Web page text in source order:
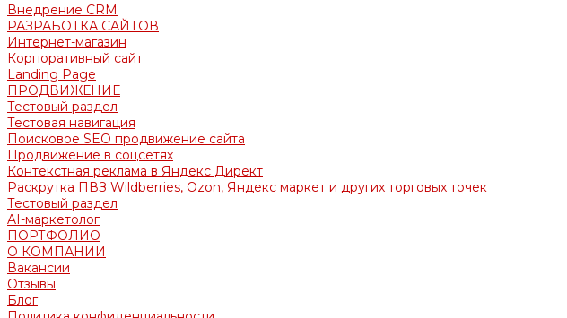
Внедрение CRM
РАЗРАБОТКА САЙТОВ
Интернет-магазин
Корпоративный сайт
Landing Page
ПРОДВИЖЕНИЕ
Тестовый раздел
Тестовая навигация
Поисковое SEO продвижение сайта
Продвижение в соцсетях
Контекстная реклама в Яндекс Директ
Раскрутка ПВЗ Wildberries, Ozon, Яндекс маркет и других торговых точек
Тестовый раздел
AI-маркетолог
ПОРТФОЛИО
О КОМПАНИИ
Вакансии
Отзывы
Блог